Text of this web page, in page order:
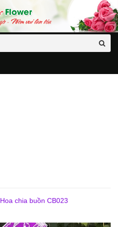
Hoa chia buồn CB023